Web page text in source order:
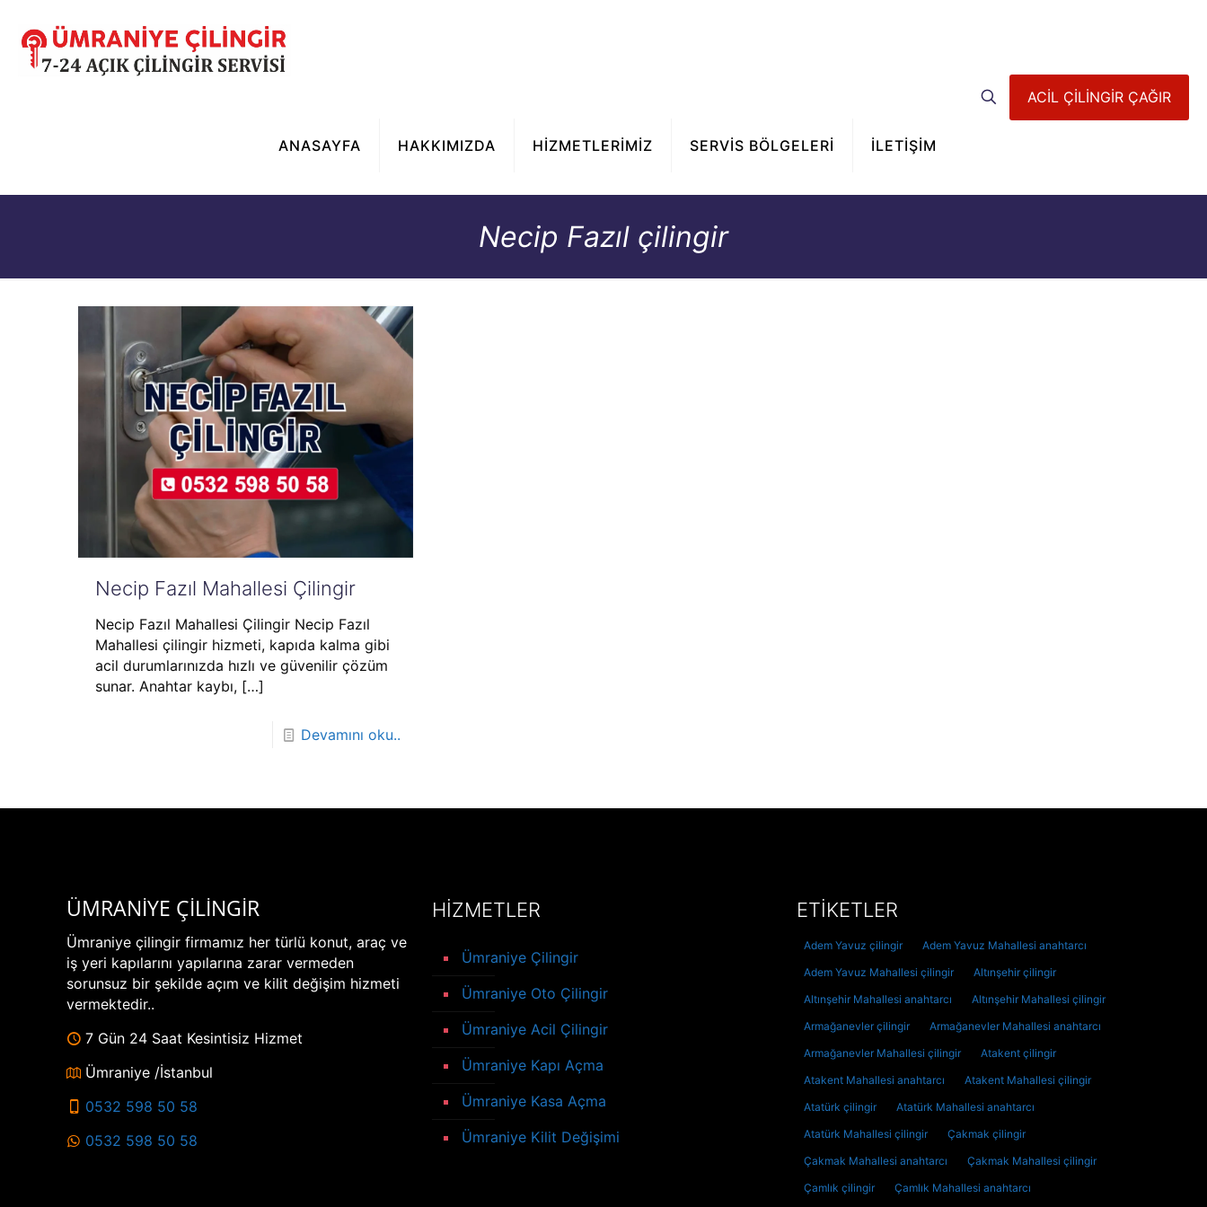
ANASAYFA HAKKIMIZDA HİZMETLERİMİZ SERVİS BÖLGELERİ İLETİŞİM
ACİL ÇİLİNGİR ÇAĞIR
Necip Fazıl çilingir
Necip Fazıl Mahallesi Çilingir
Necip Fazıl Mahallesi Çilingir Necip Fazıl
Mahallesi çilingir hizmeti, kapıda kalma gibi
acil durumlarınızda hızlı ve güvenilir çözüm
sunar. Anahtar kaybı,[…]
Devamını oku..
ÜMRANİYE ÇİLİNGİR
Ümraniye çilingir firmamız her türlü konut, araç ve
iş yeri kapılarını yapılarına zarar vermeden
sorunsuz bir şekilde açım ve kilit değişim hizmeti
vermektedir..
7 Gün 24 Saat Kesintisiz Hizmet
Ümraniye /İstanbul
0532 598 50 58
0532 598 50 58
HİZMETLER
Ümraniye Çilingir
Ümraniye Oto Çilingir
Ümraniye Acil Çilingir
Ümraniye Kapı Açma
Ümraniye Kasa Açma
Ümraniye Kilit Değişimi
ETİKETLER
Adem Yavuz çilingir
Adem Yavuz Mahallesi anahtarcı
Adem Yavuz Mahallesi çilingir
Altınşehir çilingir
Altınşehir Mahallesi anahtarcı
Altınşehir Mahallesi çilingir
Armağanevler çilingir
Armağanevler Mahallesi anahtarcı
Armağanevler Mahallesi çilingir
Atakent çilingir
Atakent Mahallesi anahtarcı
Atakent Mahallesi çilingir
Atatürk çilingir
Atatürk Mahallesi anahtarcı
Atatürk Mahallesi çilingir
Çakmak çilingir
Çakmak Mahallesi anahtarcı
Çakmak Mahallesi çilingir
Çamlık çilingir
Çamlık Mahallesi anahtarcı